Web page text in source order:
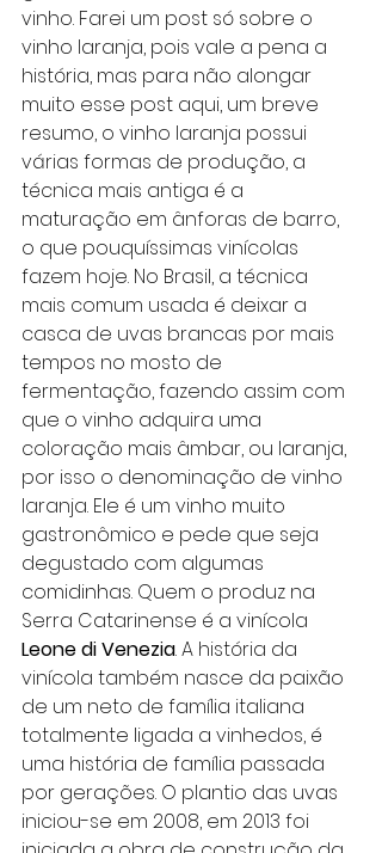
vinho. Farei um post só sobre o
vinho laranja, pois vale a pena a
história, mas para não alongar
muito esse post aqui, um breve
resumo, o vinho laranja possui
várias formas de produção, a
técnica mais antiga é a
maturação em ânforas de barro,
o que pouquíssimas vinícolas
fazem hoje. No Brasil, a técnica
mais comum usada é deixar a
casca de uvas brancas por mais
tempos no mosto de
fermentação, fazendo assim com
que o vinho adquira uma
coloração mais âmbar, ou laranja,
por isso o denominação de vinho
laranja. Ele é um vinho muito
gastronômico e pede que seja
degustado com algumas
comidinhas. Quem o produz na
Serra Catarinense é a vinícola
Leone di Venezia. A história da
vinícola também nasce da paixão
de um neto de família italiana
totalmente ligada a vinhedos, é
uma história de família passada
por gerações. O plantio das uvas
iniciou-se em 2008, em 2013 foi